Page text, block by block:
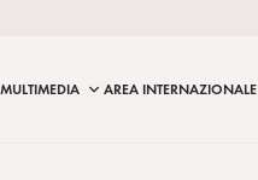
MULTIMEDIA AREA INTERNAZIONALE